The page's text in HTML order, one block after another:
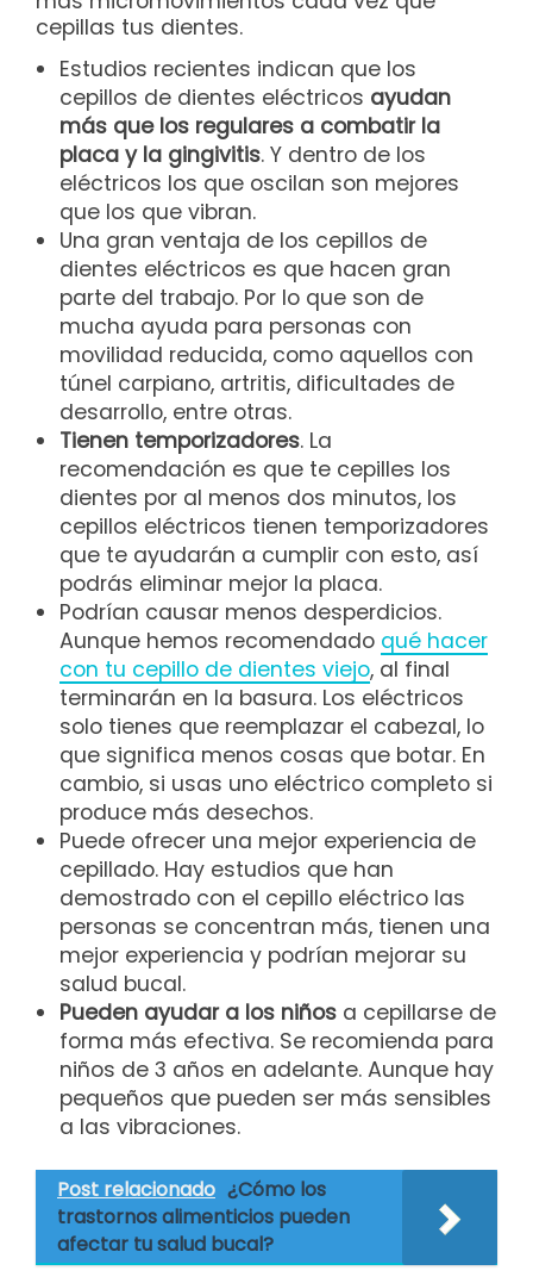
cepillas tus dientes.
Estudios recientes indican que los
cepillos de dientes eléctricos ayudan
más que los regulares a combatir la
placa y la gingivitis. Y dentro de los
eléctricos los que oscilan son mejores
que los que vibran.
Una gran ventaja de los cepillos de
dientes eléctricos es que hacen gran
parte del trabajo. Por lo que son de
mucha ayuda para personas con
movilidad reducida, como aquellos con
túnel carpiano, artritis, dificultades de
desarrollo, entre otras.
Tienen temporizadores. La
recomendación es que te cepilles los
dientes por al menos dos minutos, los
cepillos eléctricos tienen temporizadores
que te ayudarán a cumplir con esto, así
podrás eliminar mejor la placa.
Podrían causar menos desperdicios.
Aunque hemos recomendado qué hacer
con tu cepillo de dientes viejo, al final
terminarán en la basura. Los eléctricos
solo tienes que reemplazar el cabezal, lo
que significa menos cosas que botar. En
cambio, si usas uno eléctrico completo si
produce más desechos.
Puede ofrecer una mejor experiencia de
cepillado. Hay estudios que han
demostrado con el cepillo eléctrico las
personas se concentran más, tienen una
mejor experiencia y podrían mejorar su
salud bucal.
Pueden ayudar a los niños a cepillarse de
forma más efectiva. Se recomienda para
niños de 3 años en adelante. Aunque hay
pequeños que pueden ser más sensibles
a las vibraciones.
Post relacionado ¿Cómo los
trastornos alimenticios pueden
afectar tu salud bucal?